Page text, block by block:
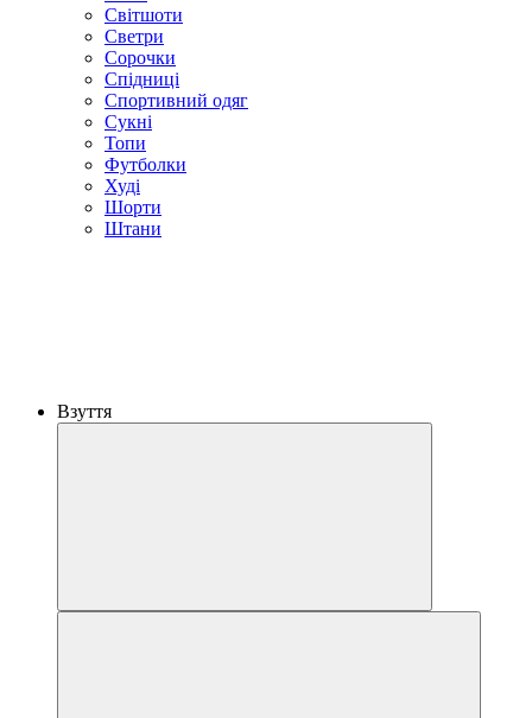
Світшоти
Светри
Сорочки
Спідниці
Спортивний одяг
Сукні
Топи
Футболки
Худі
Шорти
Штани
Взуття